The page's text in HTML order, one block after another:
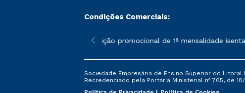
Condições Comerciais:
sofrer alterações nos períodos de rematrícula conforme
*A condição promocional de 1ª mensalidade
Sociedade Empresária de Ensino Superior do Litoral
Recredenciado pela Portaria Ministerial nº 765, de 18/